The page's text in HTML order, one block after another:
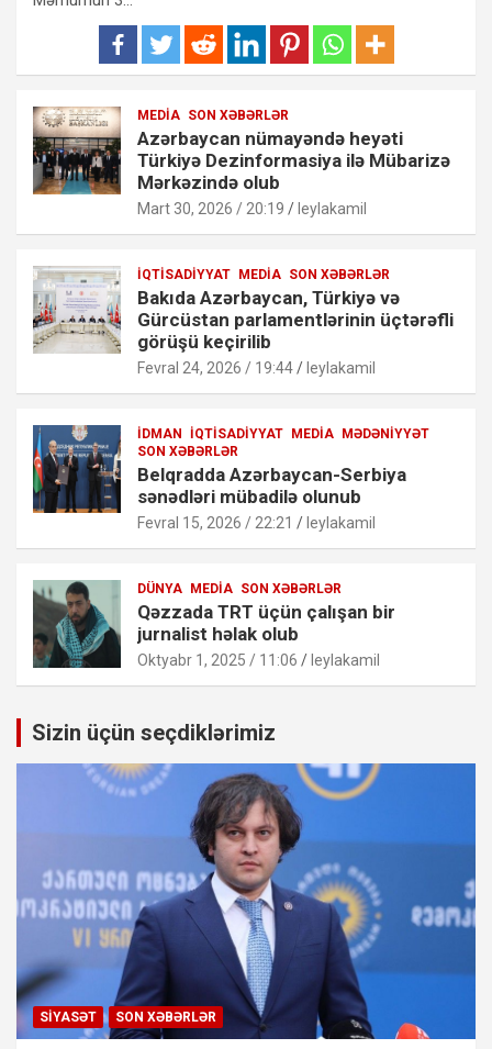
MEDIA SON XƏBƏRLƏR
Azərbaycan nümayəndə heyəti
Türkiyə Dezinformasiya ilə Mübarizə
Mərkəzində olub
Mart 30, 2026 / 20:19 leylakamil
İQTISADIYYAT MEDIA SON XƏBƏRLƏR
Bakıda Azərbaycan, Türkiyə və
Gürcüstan parlamentlərinin üçtərəfli
görüşü keçirilib
Fevral 24, 2026 / 19:44 leylakamil
İDMAN İQTISADIYYAT MEDIA
MƏDƏNIYYƏT
SON XƏBƏRLƏR
Belqradda Azərbaycan-Serbiya
sənədləri mübadilə olunub
Fevral 15, 2026 / 22:21 leylakamil
DÜNYA MEDIA SON XƏBƏRLƏR
Qəzzada TRT üçün çalışan bir
jurnalist həlak olub
Oktyabr 1, 2025 / 11:06 leylakamil
Sizin üçün seçdiklərimiz
SIYASƏT SON XƏBƏRLƏR